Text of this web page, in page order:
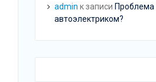
admin к записи Проблема
автоэлектриком?